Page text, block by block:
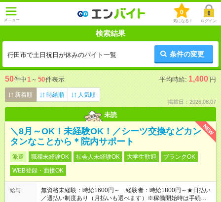
メニュー
0
気になる！ ログイン
検索結果
行田市で土日祝日が休みのバイト一覧 条件の変更
50件中1 ～ 50件表示 平均時給: 1,400 円
新着順 時給順 人気順
掲載日：2026.08.07
未読
NEW
＼8月～OK！未経験OK！／シーツ交換などカン
タンなことから＊院内サポート
派遣 職種未経験OK 社会人未経験OK 大学生歓迎
ブランクOK
WEB登録・面接OK
給与
無資格未経験：時給1600円～ 経験者：時給1800円～★日払い
／週払い制度あり（月払いも選べます）※稼働開始時は手続き完